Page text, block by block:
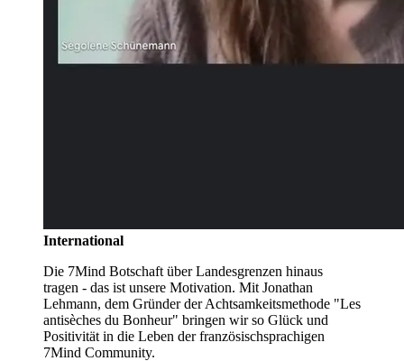
International
Die 7Mind Botschaft über Landesgrenzen hinaus
tragen - das ist unsere Motivation. Mit Jonathan
Lehmann, dem Gründer der Achtsamkeitsmethode "Les
antisèches du Bonheur" bringen wir so Glück und
Positivität in die Leben der französischsprachigen
7Mind Community.